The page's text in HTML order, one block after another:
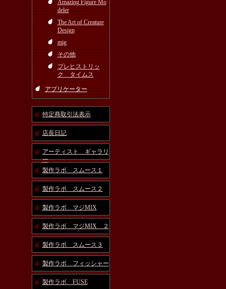
Amazing Figure Mo
deler
The Art of Creature
Design
mig
その他
プレヒストリッ
ク タイムス
アプリケーター
特定商取引法表示
店長日記
アーティスト ギャラリ
ー
製作ラボ スムース１
製作ラボ スムース２
製作ラボ マジMIX
製作ラボ マジMIX ２
製作ラボ スムース３
製作ラボ フィッシャー
製作ラボ FUSE